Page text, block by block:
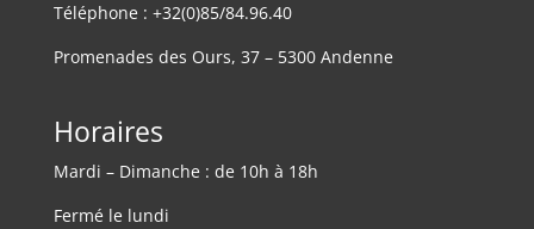
Téléphone : +32(0)85/84.96.40
Promenades des Ours, 37 – 5300 Andenne
Horaires
Mardi – Dimanche : de 10h à 18h
Fermé le lundi